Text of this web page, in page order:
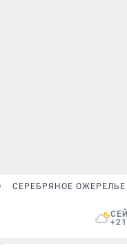
СЕРЕБРЯНОЕ ОЖЕРЕЛЬЕ